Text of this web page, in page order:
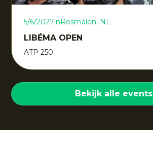
5/6/2027inRosmalen, NL
LIBÉMA OPEN
ATP 250
Bekijk alle events